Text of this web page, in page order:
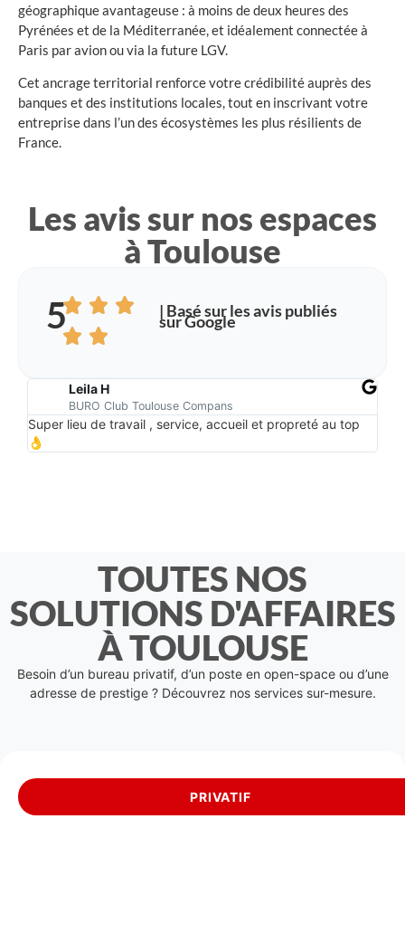
géographique avantageuse : à moins de deux heures des
Pyrénées et de la Méditerranée, et idéalement connectée à
Paris par avion ou via la future LGV.
Cet ancrage territorial renforce votre crédibilité auprès des
banques et des institutions locales, tout en inscrivant votre
entreprise dans l’un des écosystèmes les plus résilients de
France.
Les avis sur nos espaces
à Toulouse
5 | Basé sur les avis publiés
sur Google
Leila H
BURO Club Toulouse Compans
Super lieu de travail , service, accueil et propreté au top
👌
TOUTES NOS
SOLUTIONS D'AFFAIRES
À TOULOUSE
Besoin d’un bureau privatif, d’un poste en open-space ou d’une
adresse de prestige ? Découvrez nos services sur-mesure.
PRIVATIF